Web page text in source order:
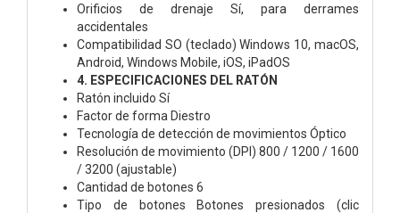
Orificios de drenaje Sí, para derrames
accidentales
Compatibilidad SO (teclado) Windows 10, macOS,
Android, Windows Mobile, iOS, iPadOS
4. ESPECIFICACIONES DEL RATÓN
Ratón incluido Sí
Factor de forma Diestro
Tecnología de detección de movimientos Óptico
Resolución de movimiento (DPI) 800 / 1200 / 1600
/ 3200 (ajustable)
Cantidad de botones 6
Tipo de botones Botones presionados (clic